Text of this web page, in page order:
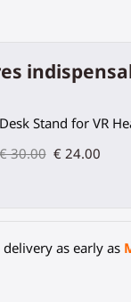
Stand for VR
30.00 € 24.00
as early as